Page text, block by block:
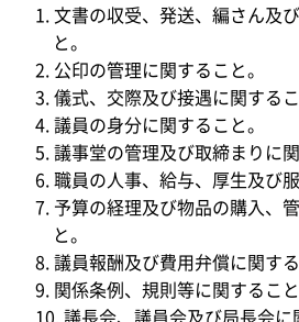
文書の収受、発送、編さん及
と。
公印の管理に関すること。
儀式、交際及び接遇に関するこ
議員の身分に関すること。
議事堂の管理及び取締まりに関
職員の人事、給与、厚生及び
予算の経理及び物品の購入、
と。
議員報酬及び費用弁償に関する
関係条例、規則等に関すること
議長会、議員会及び局長会に